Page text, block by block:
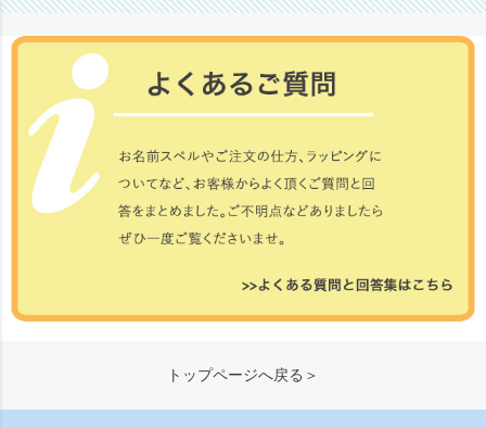
トップページへ戻る＞